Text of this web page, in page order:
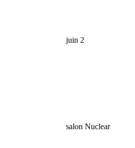
juin 2
salon Nuclear